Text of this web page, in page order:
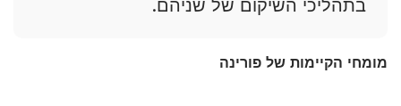
בתהליכי השיקום של שניהם.
מומחי הקיימות של פורינה